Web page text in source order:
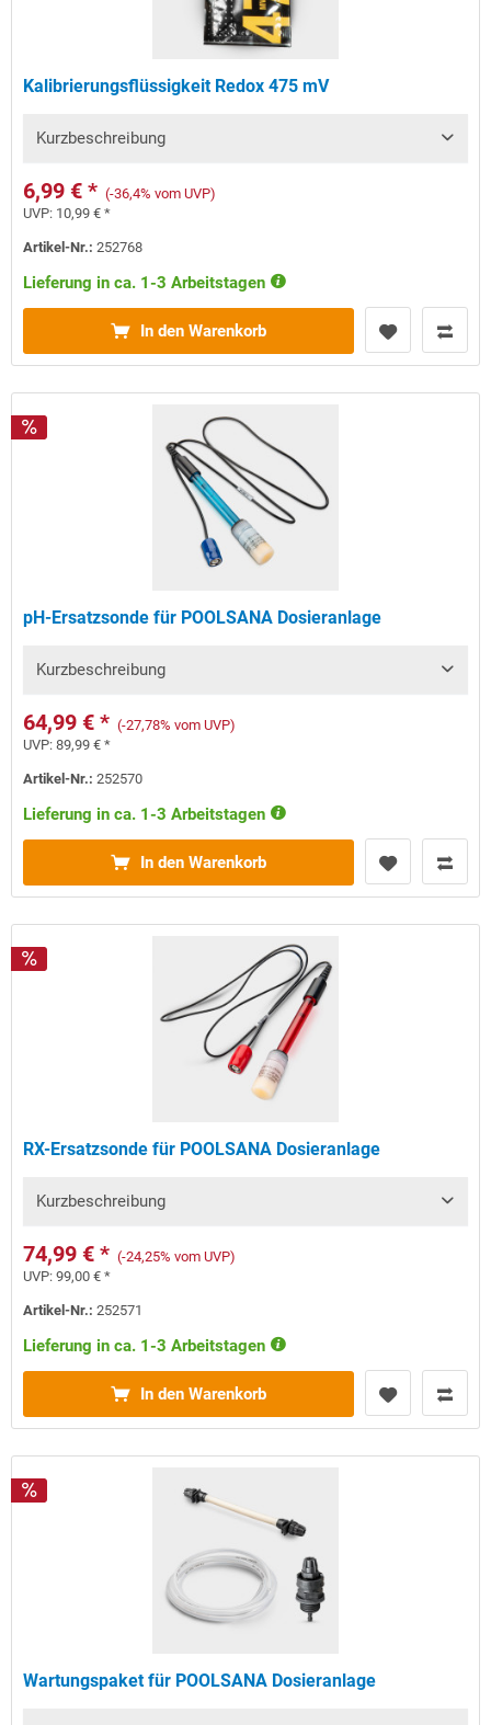
Kalibrierungsflüssigkeit Redox 475 mV
Kurzbeschreibung
6,99 € * (-36,4% vom UVP)
UVP: 10,99 € *
Artikel-Nr.:252768
Lieferung in ca. 1-3 Arbeitstagen
In den Warenkorb
pH-Ersatzsonde für POOLSANA Dosieranlage
Kurzbeschreibung
64,99 € * (-27,78% vom UVP)
UVP:89,99 € *
Artikel-Nr.:252570
Lieferung in ca. 1-3 Arbeitstagen
In den Warenkorb
RX-Ersatzsonde für POOLSANA Dosieranlage
Kurzbeschreibung
74,99 € * (-24,25% vom UVP)
UVP:99,00 € *
Artikel-Nr.:252571
Lieferung in ca. 1-3 Arbeitstagen
In den Warenkorb
Wartungspaket für POOLSANA Dosieranlage